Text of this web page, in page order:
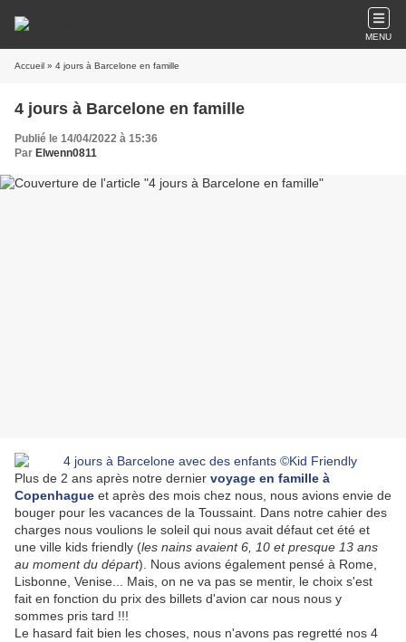
MENU
Accueil » 4 jours à Barcelone en famille
4 jours à Barcelone en famille
Publié le 14/04/2022 à 15:36
Par Elwenn0811
Plus de 2 ans après notre dernier voyage en famille à
Copenhague et après des mois chez nous, nous avions envie de
bouger pour les vacances de la Toussaint. Dans notre cahier des
charges nous voulions le soleil qui nous avait défaut cet été et
une ville kids friendly (les nains avaient 6, 10 et presque 13 ans
au moment du départ). Nous avions également pensé à Rome,
Lisbonne, Venise... Mais, on ne va pas se mentir, le choix s'est
fait en fonction du prix des billets d'avion car nous nous y
sommes pris tard !!!
Le hasard fait bien les choses, nous n'avons pas regretté nos 4